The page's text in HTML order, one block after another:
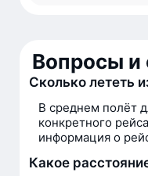
Вопросы и
Сколько лететь
В среднем полёт
конкретного
информация о
Какое